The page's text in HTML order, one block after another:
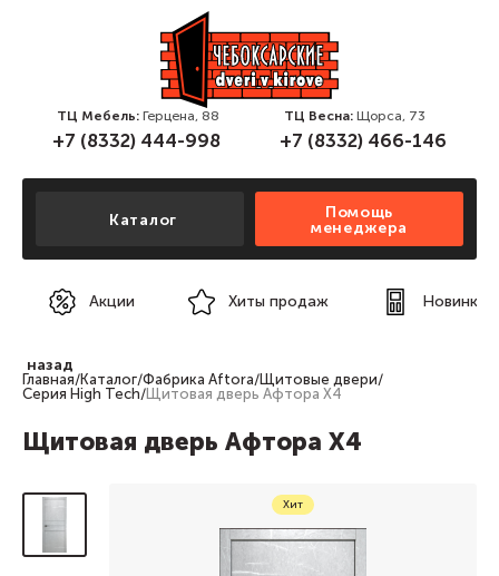
ТЦ Мебель: Герцена, 88
+7 (8332) 444-998
ТЦ Весна: Щорса, 73
+7 (8332) 466-146
Каталог
Помощь
менеджера
Акции Хиты продаж Новинки
назад
Главная/Каталог/Фабрика Aftora/Щитовые двери/
Серия High Tech/ Щитовая дверь Афтора X4
Щитовая дверь Афтора X4
Хит